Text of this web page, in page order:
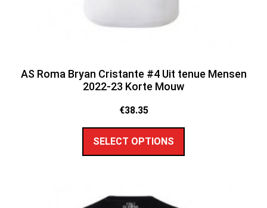
AS Roma Bryan Cristante #4 Uit tenue Mensen
2022-23 Korte Mouw
€38.35
SELECT OPTIONS